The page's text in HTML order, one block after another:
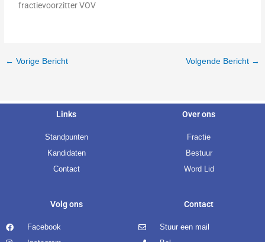
fractievoorzitter VOV
← Vorige Bericht Volgende Bericht →
Links
Standpunten
Kandidaten
Contact
Over ons
Fractie
Bestuur
Word Lid
Volg ons
Facebook
Contact
Stuur een mail